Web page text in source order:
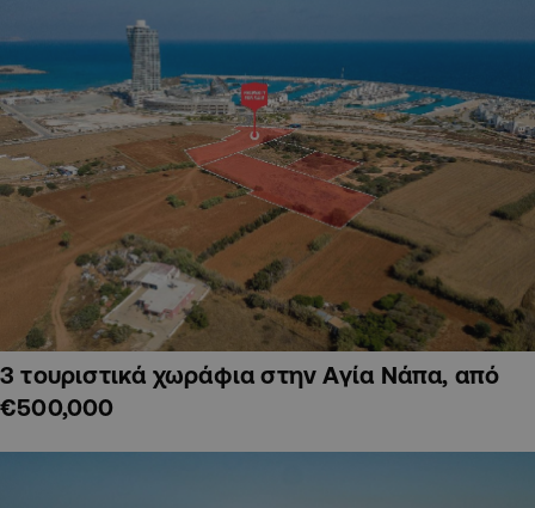
3 τουριστικά χωράφια στην Αγία Νάπα, από
€500,000